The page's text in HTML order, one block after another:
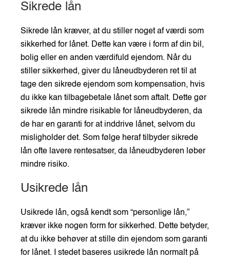
Sikrede lån
Sikrede lån kræver, at du stiller noget af værdi som
sikkerhed for lånet. Dette kan være i form af din bil,
bolig eller en anden værdifuld ejendom. Når du
stiller sikkerhed, giver du låneudbyderen ret til at
tage den sikrede ejendom som kompensation, hvis
du ikke kan tilbagebetale lånet som aftalt. Dette gør
sikrede lån mindre risikable for låneudbyderen, da
de har en garanti for at inddrive lånet, selvom du
misligholder det. Som følge heraf tilbyder sikrede
lån ofte lavere rentesatser, da låneudbyderen løber
mindre risiko.
Usikrede lån
Usikrede lån, også kendt som “personlige lån,”
kræver ikke nogen form for sikkerhed. Dette betyder,
at du ikke behøver at stille din ejendom som garanti
for lånet. I stedet baseres usikrede lån normalt på